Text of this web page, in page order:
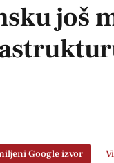
još
Google izvor